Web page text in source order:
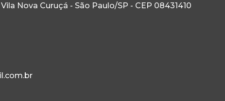
Nova Curuçá - São Paulo/SP - CEP 08431410